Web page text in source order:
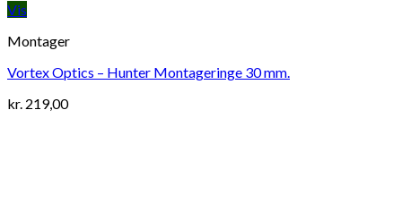
Vis
Montager
Vortex Optics – Hunter Montageringe 30 mm.
kr. 219,00